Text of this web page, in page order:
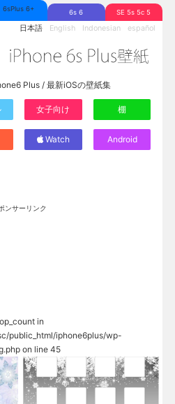
6sPlus 6+ 6s 6 SE 5s 5c 5
日本語 English Indonesian español
Plus / 最新iOSの壁紙集
女子向け 棚
Watch Android
ンサーリンク
in
public_html/iphone6plus/wp-
on line 45